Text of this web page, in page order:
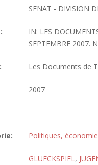
SENAT - DIVISION
IN: LES
SEPTEMBRE 2007.
Les Documents de
2007
Politiques,
GLUECKSPIEL,